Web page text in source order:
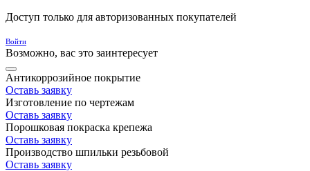
Доступ только для авторизованных покупателей
Войти
Возможно, вас это заинтересует
Антикоррозийное покрытие
Оставь заявку
Изготовление по чертежам
Оставь заявку
Порошковая покраска крепежа
Оставь заявку
Производство шпильки резьбовой
Оставь заявку